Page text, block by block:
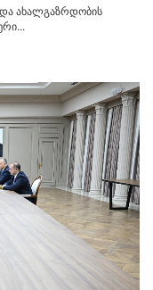
ახალგაზრდობის